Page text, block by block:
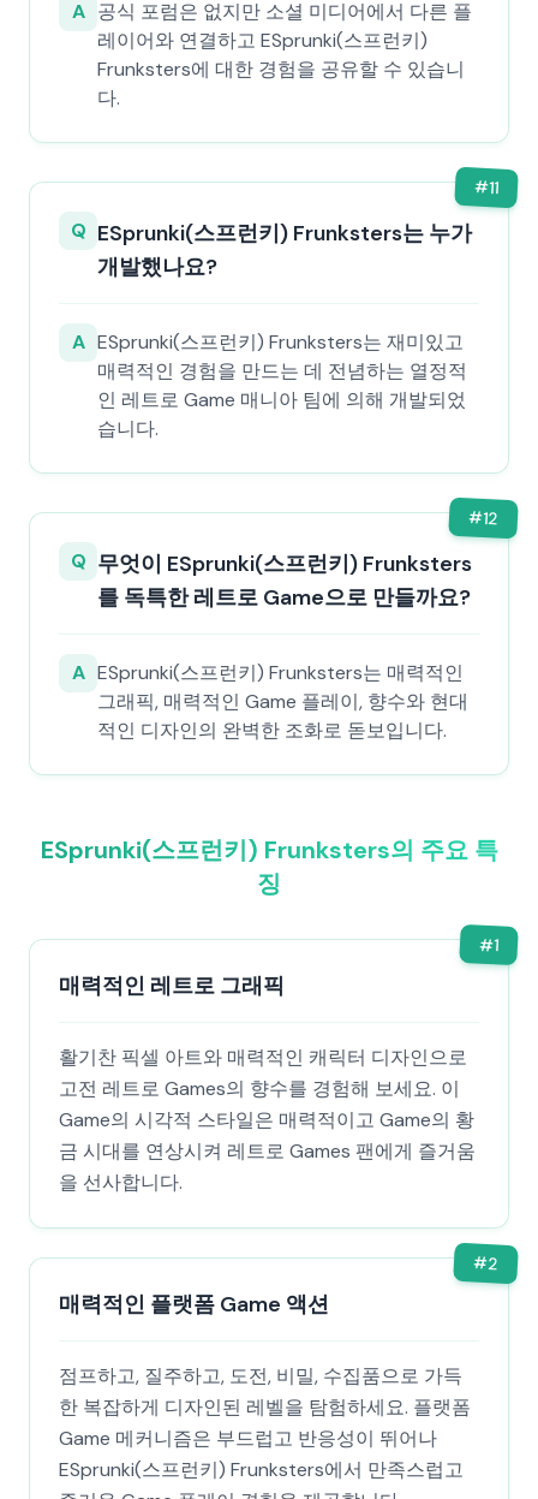
A 공식 포럼은 없지만 소셜 미디어에서 다른 플
레이어와 연결하고 ESprunki(스프런키)
Frunksters에 대한 경험을 공유할 수 있습니
다.
#11
Q ESprunki(스프런키) Frunksters는 누가
개발했나요?
A ESprunki(스프런키) Frunksters는 재미있고
매력적인 경험을 만드는 데 전념하는 열정적
인 레트로 Game 매니아 팀에 의해 개발되었
습니다.
#12
Q 무엇이 ESprunki(스프런키) Frunksters
를 독특한 레트로 Game으로 만들까요?
A ESprunki(스프런키) Frunksters는 매력적인
그래픽, 매력적인 Game 플레이, 향수와 현대
적인 디자인의 완벽한 조화로 돋보입니다.
ESprunki(스프런키) Frunksters의 주요 특
징
#1
매력적인 레트로 그래픽
활기찬 픽셀 아트와 매력적인 캐릭터 디자인으로
고전 레트로 Games의 향수를 경험해 보세요. 이
Game의 시각적 스타일은 매력적이고 Game의 황
금 시대를 연상시켜 레트로 Games 팬에게 즐거움
을 선사합니다.
#2
매력적인 플랫폼 Game 액션
점프하고, 질주하고, 도전, 비밀, 수집품으로 가득
한 복잡하게 디자인된 레벨을 탐험하세요. 플랫폼
Game 메커니즘은 부드럽고 반응성이 뛰어나
ESprunki(스프런키) Frunksters에서 만족스럽고